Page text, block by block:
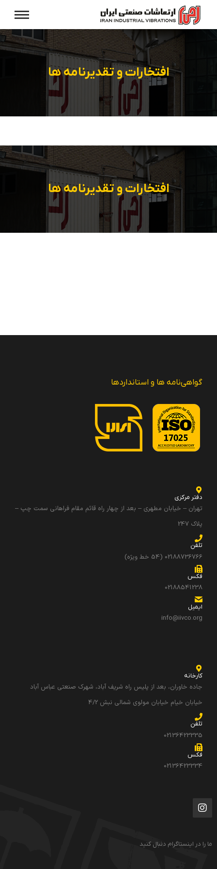
افتخارات و تقدیرنامه ها
افتخارات و تقدیرنامه ها
گواهی‌نامه ها و استانداردها
دفتر مرکزی
تهران – خیابان مطهری – بعد از چهار راه قائم مقام فراهانی سمت چپ –
پلاک 247
تلفن
02188736766 (54 خط ویژه)
فکس
02188541238
ایمیل
info@iivco.org
کارخانه
جاده خاوران، بعد از پلیس راه شریف آباد، شهرک صنعتی عباس آباد
خیابان خیام خیابان مولوی شمالی نبش 4/2
تلفن
02136423335
فکس
02136423334
ما را در اینستاگرام دنبال کنید